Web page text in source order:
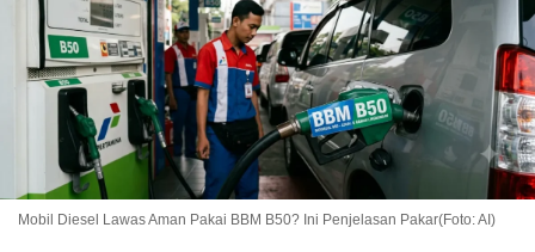
Mobil Diesel Lawas Aman Pakai BBM B50? Ini Penjelasan Pakar(Foto: AI)